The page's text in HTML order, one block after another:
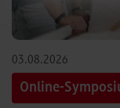
03.08.2026
Online-